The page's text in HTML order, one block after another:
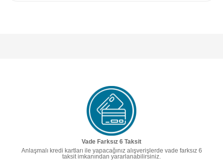
Vade Farksız 6 Taksit
Anlaşmalı kredi kartları ile yapacağınız alışverişlerde vade farksız 6
taksit imkanından yararlanabilirsiniz.